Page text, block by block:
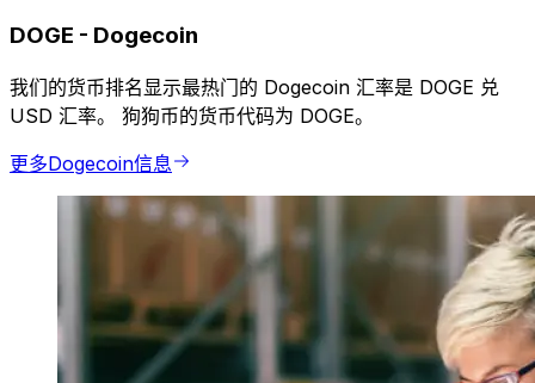
DOGE - Dogecoin
我们的货币排名显示最热门的 Dogecoin 汇率是 DOGE 兑
USD 汇率。 狗狗币的货币代码为 DOGE。
更多Dogecoin信息